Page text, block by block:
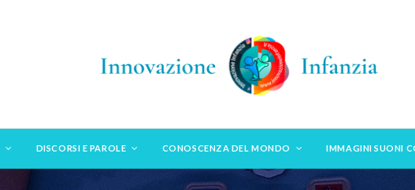
DISCORSI E PAROLE CONOSCENZA DEL MONDO IMMAGINI SUONI